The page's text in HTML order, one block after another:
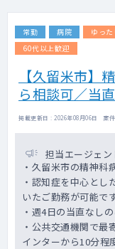
常勤 病院 ゆっ
60代以上歓迎
【久留米市】
ら相談可／当
掲載更新日 : 2026年08月06日 案
担当エージェン
・久留米市の精神科
・認知症を中心とし
いたご勤務が可能です
・週4日の当直なし
・公共交通機関で最
インターから10分程